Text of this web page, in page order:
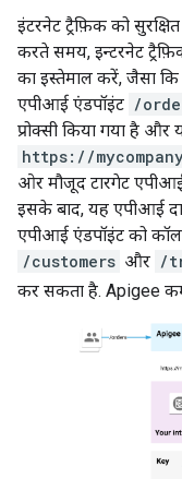
इंटरनेट ट्रैफ़िक को
करते समय, इन्टरनेट
का इस्तेमाल करें, जैसा कि
एपीआई एंडपॉइंट /
प्रोक्सी किया गया है
https://
ओर मौजूद टारगेट
इसके बाद, यह एपीआई
एपीआई एंडपॉइंट को
/customers और /
कर सकता है. Apigee